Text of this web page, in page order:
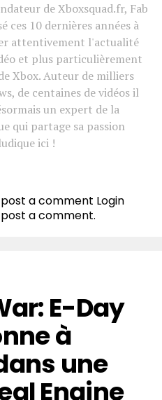
de Xboxsquad.fr, Fab
ces 10 dernières années à
attentivement l'actualité
et plus particulièrement
Xbox. Auteur de milliers
de centaines de vidéos il
un expert de la
qui partage sa passion
ici !
a comment Login
a comment.
E-Day
à
une
Engine